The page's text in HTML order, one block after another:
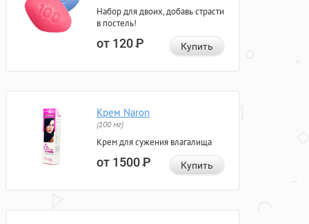
Набор для двоих, добавь страсти
в постель!
от 120Р Купить
Крем Naron
(100 мг)
Крем для сужения влагалища
от 1500Р Купить